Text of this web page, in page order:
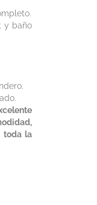
y baño
toda la